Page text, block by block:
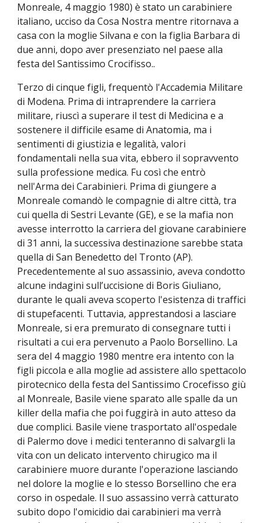
Monreale, 4 maggio 1980) è stato un carabiniere
italiano, ucciso da Cosa Nostra mentre ritornava a
casa con la moglie Silvana e con la figlia Barbara di
due anni, dopo aver presenziato nel paese alla
festa del Santissimo Crocifisso..
Terzo di cinque figli, frequentò l'Accademia Militare
di Modena. Prima di intraprendere la carriera
militare, riuscì a superare il test di Medicina e a
sostenere il difficile esame di Anatomia, ma i
sentimenti di giustizia e legalità, valori
fondamentali nella sua vita, ebbero il sopravvento
sulla professione medica. Fu così che entrò
nell'Arma dei Carabinieri. Prima di giungere a
Monreale comandò le compagnie di altre città, tra
cui quella di Sestri Levante (GE), e se la mafia non
avesse interrotto la carriera del giovane carabiniere
di 31 anni, la successiva destinazione sarebbe stata
quella di San Benedetto del Tronto (AP).
Precedentemente al suo assassinio, aveva condotto
alcune indagini sull’uccisione di Boris Giuliano,
durante le quali aveva scoperto l'esistenza di traffici
di stupefacenti. Tuttavia, apprestandosi a lasciare
Monreale, si era premurato di consegnare tutti i
risultati a cui era pervenuto a Paolo Borsellino. La
sera del 4 maggio 1980 mentre era intento con la
figli piccola e alla moglie ad assistere allo spettacolo
pirotecnico della festa del Santissimo Crocefisso giù
al Monreale, Basile viene sparato alle spalle da un
killer della mafia che poi fuggirà in auto atteso da
due complici. Basile viene trasportato all'ospedale
di Palermo dove i medici tenteranno di salvargli la
vita con un delicato intervento chirugico ma il
carabiniere muore durante l'operazione lasciando
nel dolore la moglie e lo stesso Borsellino che era
corso in ospedale. Il suo assassino verrà catturato
subito dopo l'omicidio dai carabinieri ma verrà